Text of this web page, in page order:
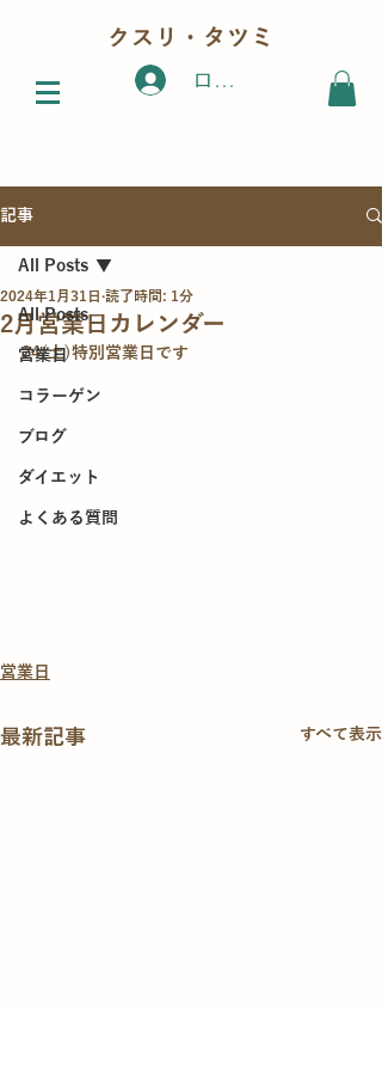
クスリ・タツミ
ログイン
記事
All Posts
営業日
コラーゲン
ブログ
ダイエット
よくある質問
All Posts
2月営業日カレンダー
2024年1月31日 読了時間: 1分
24(土)特別営業日です
営業日
最新記事 すべて表示